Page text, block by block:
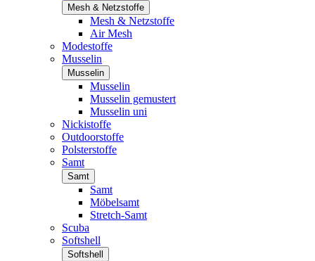
Mesh & Netzstoffe
Mesh & Netzstoffe
Air Mesh
Modestoffe
Musselin
Musselin
Musselin
Musselin gemustert
Musselin uni
Nickistoffe
Outdoorstoffe
Polsterstoffe
Samt
Samt
Samt
Möbelsamt
Stretch-Samt
Scuba
Softshell
Softshell